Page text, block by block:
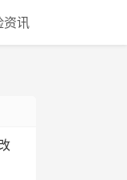
资讯